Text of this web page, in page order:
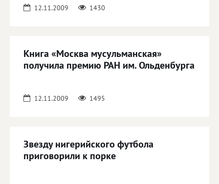
12.11.2009 1430
Книга «Москва мусульманская»
получила премию РАН им. Ольденбурга
12.11.2009 1495
Звезду нигерийского футбола
приговорили к порке